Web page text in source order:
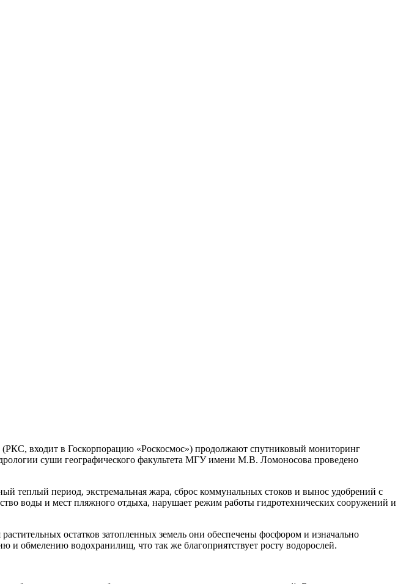
входит в Госкорпорацию «Роскосмос») продолжают спутниковый мониторинг
суши географического факультета МГУ имени М.В. Ломоносова проведено
теплый период, экстремальная жара, сброс коммунальных стоков и вынос удобрений с
воды и мест пляжного отдыха, нарушает режим работы гидротехнических сооружений и
остатков затопленных земель они обеспечены фосфором и изначально
обмелению водохранилищ, что так же благоприятствует росту водорослей.